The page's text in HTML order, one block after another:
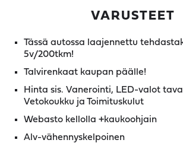
VARUSTEET
Tässä autossa laajennettu
5v/200tkm!
Talvirenkaat kaupan päälle!
Hinta sis. Vanerointi, LED-valot
Vetokoukku ja Toimituskulut
Webasto kellolla +kaukoohjain
Alv-vähennyskelpoinen